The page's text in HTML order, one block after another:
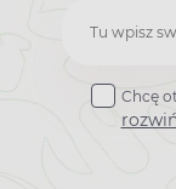
Zapisz
do
Chcę